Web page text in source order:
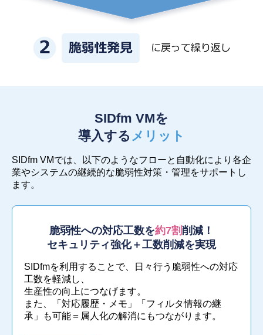
SIDfm VMを
導入する メリット
SIDfm VMでは、以下のようなフローと自動化により 各企
業やシステムの継続的な脆弱性対策・管理をサポートし
ます。
脆弱性への対応工数を約7割削減！
セキュリティ強化＋工数削減を実現
SIDfmを利用することで、日々行う脆弱性への対応
工数を軽減し、
生産性の向上につなげます。
また、「対応履歴・メモ」「フィルタ情報の継
承」も可能＝属人化の解消にもつながります。